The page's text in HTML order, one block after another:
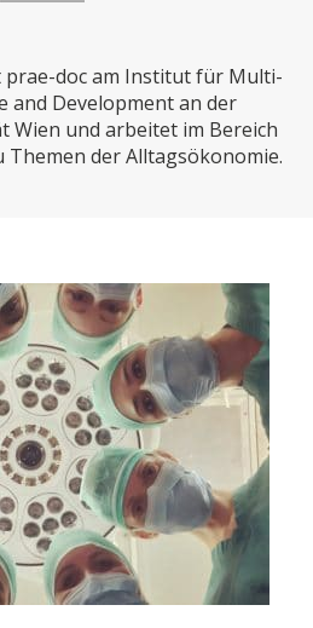
SUCHE
LOGIN
FOR FUTURE
prae-doc am Institut für Multi-
and Development an der
Wien und arbeitet im Bereich
der Alltagsökonomie.